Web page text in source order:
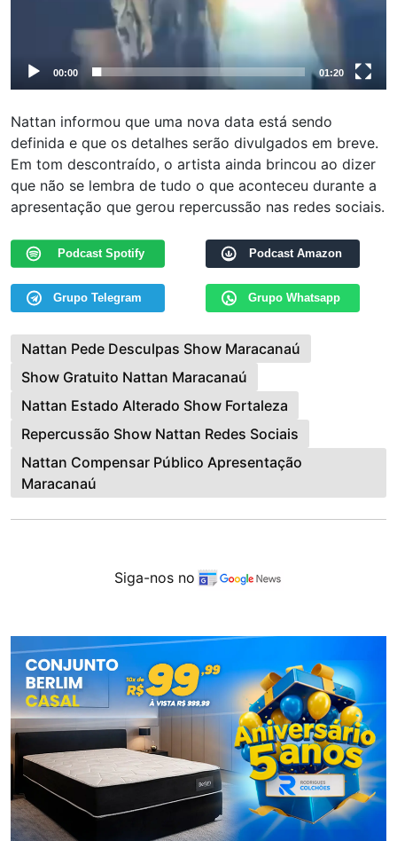
00:00 01:20
Nattan informou que uma nova data está sendo
definida e que os detalhes serão divulgados em breve.
Em tom descontraído, o artista ainda brincou ao dizer
que não se lembra de tudo o que aconteceu durante a
apresentação que gerou repercussão nas redes sociais.
Podcast Spotify Podcast Amazon
Grupo Telegram Grupo Whatsapp
Nattan Pede Desculpas Show Maracanaú
Show Gratuito Nattan Maracanaú
Nattan Estado Alterado Show Fortaleza
Repercussão Show Nattan Redes Sociais
Nattan Compensar Público Apresentação
Maracanaú
Siga-nos no